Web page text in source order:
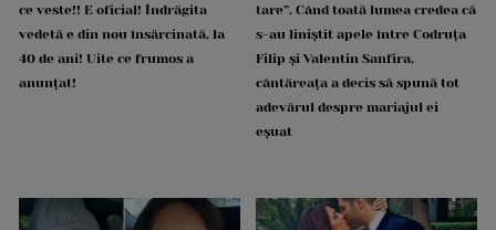
ce veste!! E oficial! Îndrăgita
vedetă e din nou însărcinată, la
40 de ani! Uite ce frumos a
anunțat!
tare”. Când toată lumea credea că
s-au liniștit apele între Codruța
Filip și Valentin Sanfira,
cântăreața a decis să spună tot
adevărul despre mariajul ei
eșuat